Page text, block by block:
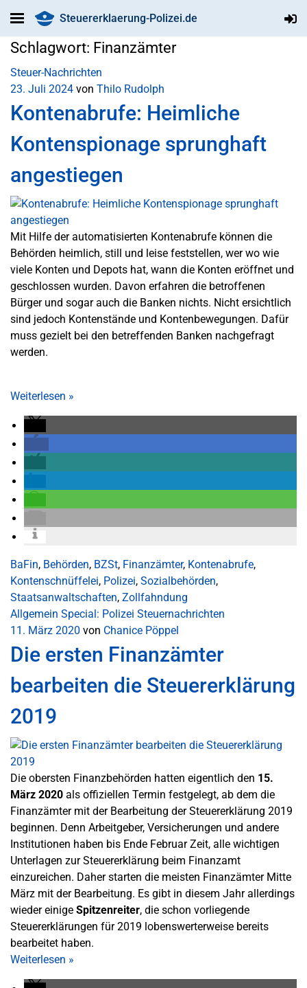
Steuererklaerung-Polizei.de
Schlagwort: Finanzämter
Steuer-Nachrichten
23. Juli 2024 von Thilo Rudolph
Kontenabrufe: Heimliche
Kontenspionage sprunghaft
angestiegen
Mit Hilfe der automatisierten Kontenabrufe können die
Behörden heimlich, still und leise feststellen, wer wo wie
viele Konten und Depots hat, wann die Konten eröffnet und
geschlossen wurden. Davon erfahren die betroffenen
Bürger und sogar auch die Banken nichts. Nicht ersichtlich
sind jedoch Kontenstände und Kontenbewegungen. Dafür
muss gezielt bei den betreffenden Banken nachgefragt
werden.
Weiterlesen »
BaFin, Behörden, BZSt, Finanzämter, Kontenabrufe,
Kontenschnüffelei, Polizei, Sozialbehörden,
Staatsanwaltschaften, Zollfahndung
Allgemein Special: Polizei Steuernachrichten
11. März 2020 von Chanice Pöppel
Die ersten Finanzämter
bearbeiten die Steuererklärung
2019
Die obersten Finanzbehörden hatten eigentlich den 15.
März 2020 als offiziellen Termin festgelegt, ab dem die
Finanzämter mit der Bearbeitung der Steuererklärung 2019
beginnen. Denn Arbeitgeber, Versicherungen und andere
Institutionen haben bis Ende Februar Zeit, alle wichtigen
Unterlagen zur Steuererklärung beim Finanzamt
einzureichen. Daher starten die meisten Finanzämter Mitte
März mit der Bearbeitung. Es gibt in diesem Jahr allerdings
wieder einige Spitzenreiter, die schon vorliegende
Steuererklärungen für 2019 lobenswerterweise bereits
bearbeitet haben.
Weiterlesen »